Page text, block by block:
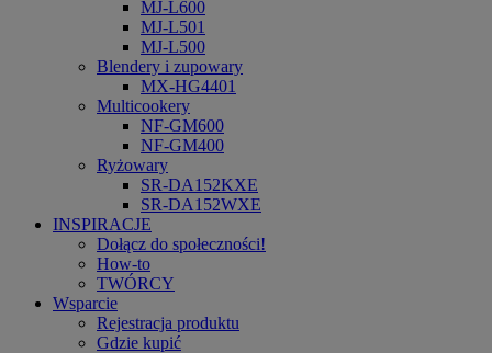
MJ-L600
MJ-L501
MJ-L500
Blendery i zupowary
MX-HG4401
Multicookery
NF-GM600
NF-GM400
Ryżowary
SR-DA152KXE
SR-DA152WXE
INSPIRACJE
Dołącz do społeczności!
How-to
TWÓRCY
Wsparcie
Rejestracja produktu
Gdzie kupić